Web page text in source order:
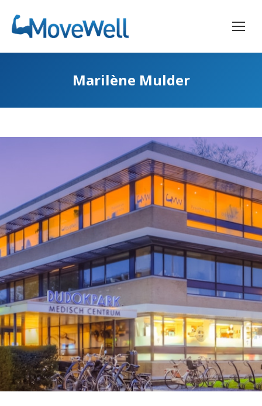
Marilène Mulder